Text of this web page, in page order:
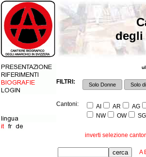
degli
FILTRI: Solo Donne Solo
Cantoni: AI AR AG
NW
OW SG
inverti selezione
A